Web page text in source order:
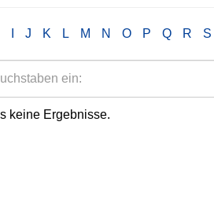
J K L M N O P Q R S
keine Ergebnisse.